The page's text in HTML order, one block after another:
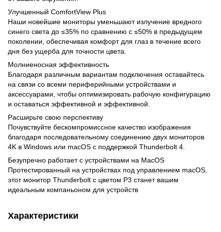
Улучшенный ComfortView Plus
Наши новейшие мониторы уменьшают излучение вредного
синего света до ≤35% по сравнению с ≤50% в предыдущем
поколении, обеспечивая комфорт для глаз в течение всего
дня без ущерба для точности цвета.
Молниеносная эффективность
Благодаря различным вариантам подключения оставайтесь
на связи со всеми периферийными устройствами и
аксессуарами, чтобы оптимизировать рабочую конфигурацию
и оставаться эффективной и эффективной.
Расширьте свою перспективу
Почувствуйте бескомпромиссное качество изображения
благодаря последовательному соединению двух мониторов
4K в Windows или macOS с поддержкой Thunderbolt 4.
Безупречно работает с устройствами на MacOS
Протестированный на устройствах под управлением macOS,
этот монитор Thunderbolt с цветом P3 станет вашим
идеальным компаньоном для устройств
Характеристики